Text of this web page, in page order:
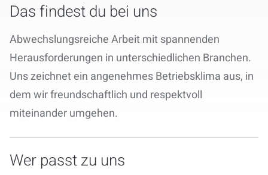
Das findest du bei uns
Abwechslungsreiche Arbeit mit spannenden
Herausforderungen in unterschiedlichen Branchen.
Uns zeichnet ein angenehmes Betriebsklima aus, in
dem wir freundschaftlich und respektvoll
miteinander umgehen.
Wer passt zu uns